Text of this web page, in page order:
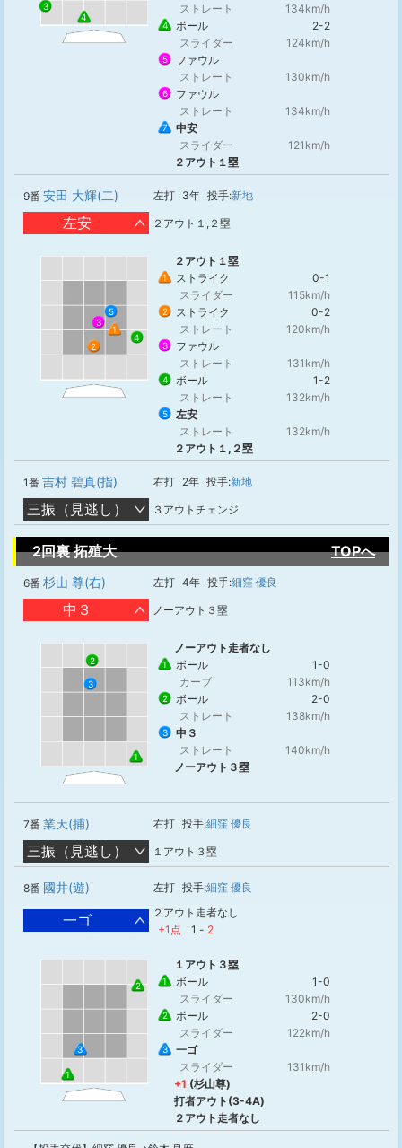
3
4
ストレート
134km/h
4 ボール
2-2
スライダー
124km/h
5
ファウル
ストレート
130km/h
6
ファウル
ストレート
134km/h
7
中安
スライダー
121km/h
２アウト１塁
9番 安田 大輝(二) 左打 3年 投手:新地
左安 ２アウト１,２塁
1
2
3
4
5
２アウト１塁
1 ストライク
0-1
スライダー
115km/h
2 ストライク
0-2
ストレート
120km/h
3
ファウル
ストレート
131km/h
4 ボール
1-2
ストレート
132km/h
5
左安
ストレート
132km/h
２アウト１,２塁
1番 吉村 碧真(指) 右打 2年 投手:新地
三振（見逃し） ３アウトチェンジ
2回裏 拓殖大 TOPへ
6番 杉山 尊(右) 左打 4年 投手:細窪 優良
中３ ノーアウト３塁
1
2
3
ノーアウト走者なし
1 ボール
1-0
カーブ
113km/h
2 ボール
2-0
ストレート
138km/h
3
中３
ストレート
140km/h
ノーアウト３塁
7番 業天(捕) 右打 投手:細窪 優良
三振（見逃し） １アウト３塁
8番 國井(遊) 左打 投手:細窪 優良
一ゴ
２アウト走者なし
+1点
1 - 2
1
2
3
１アウト３塁
1 ボール
1-0
スライダー
130km/h
2 ボール
2-0
スライダー
122km/h
3
一ゴ
スライダー
131km/h
+1 (杉山尊)
打者アウト(3-4A)
２アウト走者なし